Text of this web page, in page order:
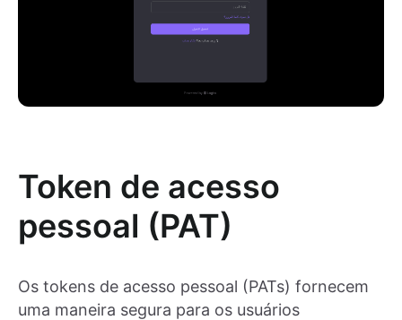
Token de acesso
pessoal (PAT)
Os tokens de acesso pessoal (PATs) fornecem
uma maneira segura para os usuários